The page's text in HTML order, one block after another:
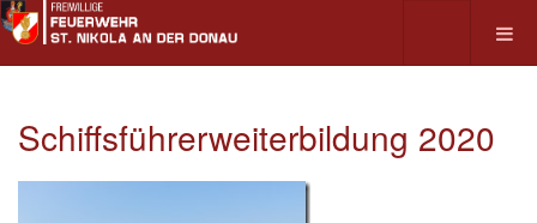
Schiffsführerweiterbildung 2020